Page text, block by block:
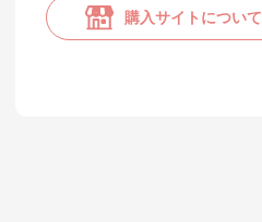
購入サイトについて